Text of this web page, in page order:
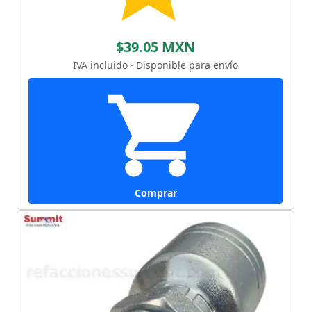
$39.05 MXN
IVA incluido · Disponible para envío
Comprar